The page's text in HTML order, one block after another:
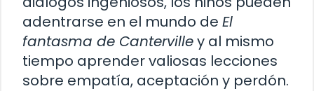
adentrarse en el mundo de El
fantasma de Cantervilley al mismo
tiempo aprender valiosas lecciones
sobre empatía, aceptación y perdón.